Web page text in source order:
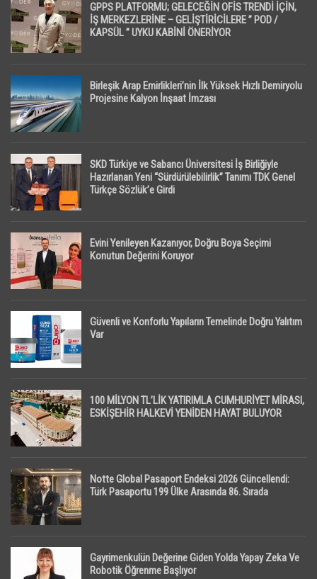
GPPS PLATFORMU; GELECEĞİN OFİS TRENDİ İÇİN,
İŞ MERKEZLERİNE – GELİŞTİRİCİLERE ” POD /
KAPSÜL ” UYKU KABİNİ ÖNERİYOR
Birleşik Arap Emirlikleri’nin İlk Yüksek Hızlı Demiryolu
Projesine Kalyon İnşaat İmzası
SKD Türkiye ve Sabancı Üniversitesi İş Birliğiyle
Hazırlanan Yeni “Sürdürülebilirlik” Tanımı TDK Genel
Türkçe Sözlük’e Girdi
Evini Yenileyen Kazanıyor, Doğru Boya Seçimi
Konutun Değerini Koruyor
Güvenli ve Konforlu Yapıların Temelinde Doğru Yalıtım
Var
100 MİLYON TL’LİK YATIRIMLA CUMHURİYET MİRASI,
ESKİŞEHİR HALKEVİ YENİDEN HAYAT BULUYOR
Notte Global Pasaport Endeksi 2026 Güncellendi:
Türk Pasaportu 199 Ülke Arasında 86. Sırada
Gayrimenkulün Değerine Giden Yolda Yapay Zeka Ve
Robotik Öğrenme Başlıyor